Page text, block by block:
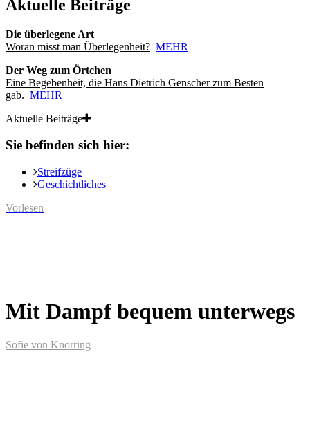
Aktuelle Beiträge
Die überlegene Art
Woran misst man Überlegenheit? MEHR
Der Weg zum Örtchen
Eine Begebenheit, die Hans Dietrich Genscher zum Besten
gab. MEHR
Aktuelle Beiträge
Sie befinden sich hier:
Streifzüge
Geschichtliches
Vorlesen
Mit Dampf bequem unterwegs
Sofie von Knorring